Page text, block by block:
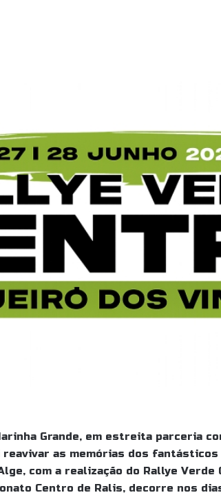
Grande, em estreita parceria
reavivar as memórias dos fantásticos
com a realização do Rallye Verde
Centro de Ralis, decorre nos